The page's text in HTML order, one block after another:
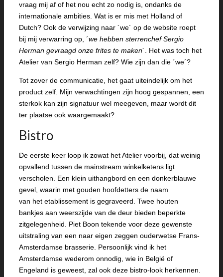
vraag mij af of het nou echt zo nodig is, ondanks de
internationale ambities. Wat is er mis met Holland of
Dutch? Ook de verwijzing naar ´we´ op de website roept
bij mij verwarring op, ´we hebben sterrenchef Sergio
Herman gevraagd onze frites te maken´. Het was toch het
Atelier van Sergio Herman zelf? Wie zijn dan die ´we´?
Tot zover de communicatie, het gaat uiteindelijk om het
product zelf. Mijn verwachtingen zijn hoog gespannen, een
sterkok kan zijn signatuur wel meegeven, maar wordt dit
ter plaatse ook waargemaakt?
Bistro
De eerste keer loop ik zowat het Atelier voorbij, dat weinig
opvallend tussen de mainstream winkelketens ligt
verscholen. Een klein uithangbord en een donkerblauwe
gevel, waarin met gouden hoofdetters de naam
van het etablissement is gegraveerd. Twee houten
bankjes aan weerszijde van de deur bieden beperkte
zitgelegenheid. Piet Boon tekende voor deze gewenste
uitstraling van een naar eigen zeggen ouderwetse Frans-
Amsterdamse brasserie. Persoonlijk vind ik het
Amsterdamse wederom onnodig, wie in België of
Engeland is geweest, zal ook deze bistro-look herkennen.